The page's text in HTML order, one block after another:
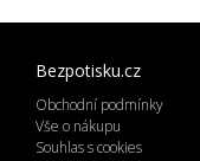
Bezpotisku.cz
Obchodní podmínky
Vše o nákupu
Souhlas s cookies